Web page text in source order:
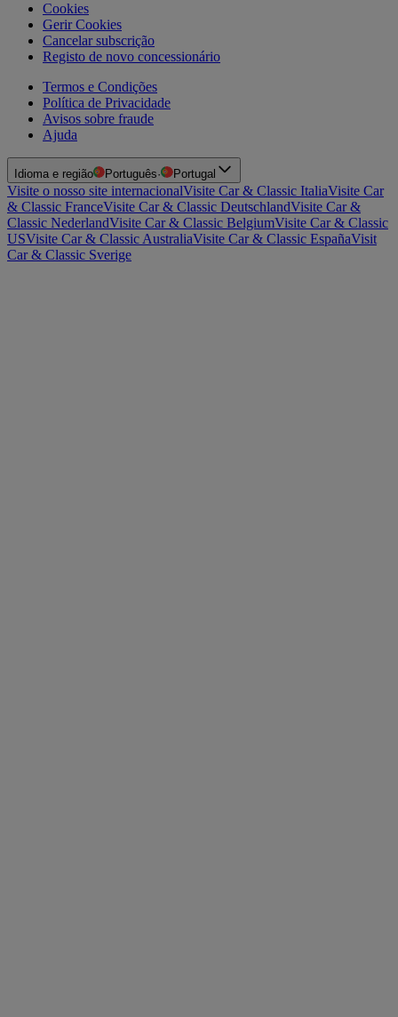
Cookies
Gerir Cookies
Cancelar subscrição
Registo de novo concessionário
Termos e Condições
Política de Privacidade
Avisos sobre fraude
Ajuda
Idioma e região Português· Portugal
Visite o nosso site internacionalVisite Car & Classic ItaliaVisite Car
& Classic FranceVisite Car & Classic DeutschlandVisite Car &
Classic NederlandVisite Car & Classic BelgiumVisite Car & Classic
USVisite Car & Classic AustraliaVisite Car & Classic EspañaVisit
Car & Classic Sverige